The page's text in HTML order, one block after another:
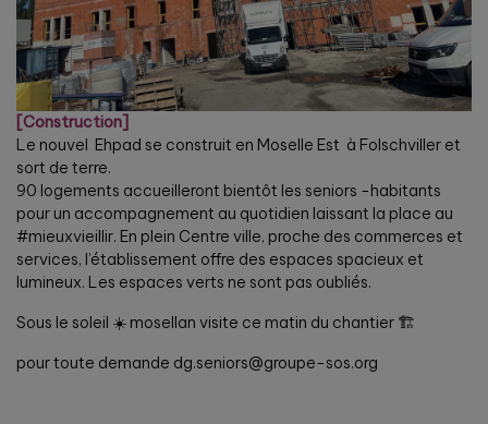
[Construction]
Le nouvel Ehpad se construit en Moselle Est à Folschviller et
sort de terre.
90 logements accueilleront bientôt les seniors -habitants
pour un accompagnement au quotidien laissant la place au
#mieuxvieillir. En plein Centre ville, proche des commerces et
services, l’établissement offre des espaces spacieux et
lumineux. Les espaces verts ne sont pas oubliés.
Sous le soleil ☀️ mosellan visite ce matin du chantier 🏗️
pour toute demande dg.seniors@groupe-sos.org